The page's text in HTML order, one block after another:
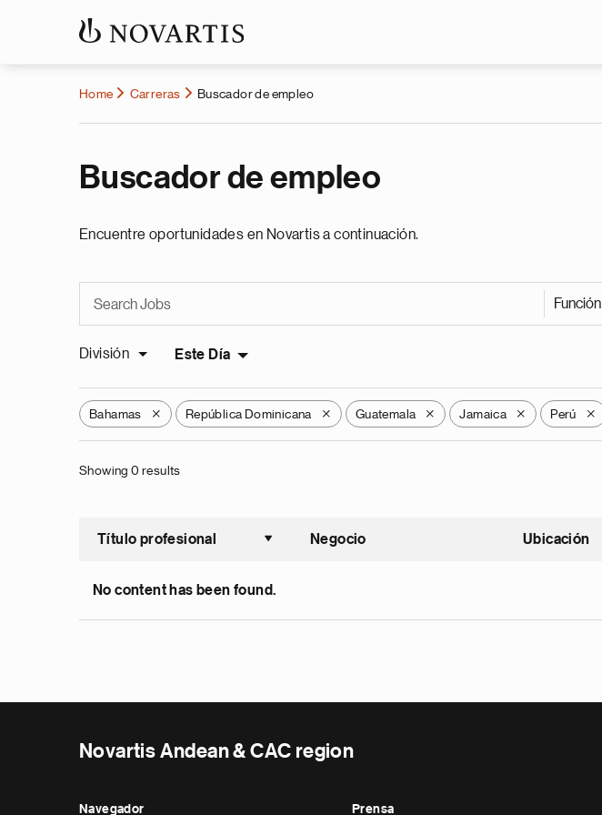
Home Carreras Buscador de empleo
Buscador de empleo
Encuentre oportunidades en Novartis a continuación.
Función
División Este Día
Bahamas X República Dominicana X Guatemala X Jamaica X Perú X
Showing 0 results
Título profesional
Ordenar ascendente
Negocio Ubicación
No content has been found.
Novartis Andean & CAC region
Navegador Prensa